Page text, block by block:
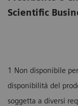
Scientific
1 Non disponibile
disponibilità del
soggetta a diversi